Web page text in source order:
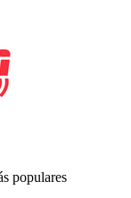
populares